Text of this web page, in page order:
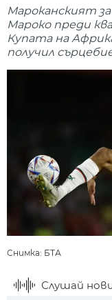
Мароканският
Мароко преди
Купата на
получил
Снимка: БТА
Слушай